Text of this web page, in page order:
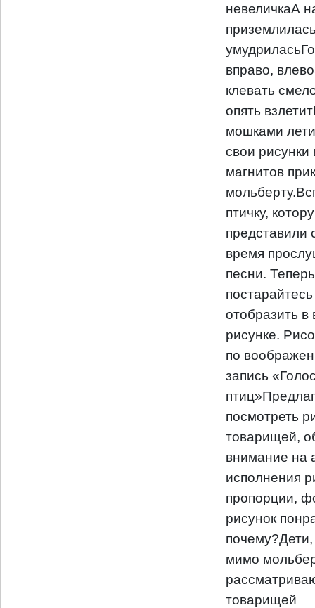
невеличкаА
вправо,
клевать
опять
мошками
свои
магнитов
птичку,
представили
время
песни. Теперь
отобразить
рисунке.
по
запись
посмотреть
товарищей,
внимание на
исполнения
пропорции,
рисунок
мимо
товарищей